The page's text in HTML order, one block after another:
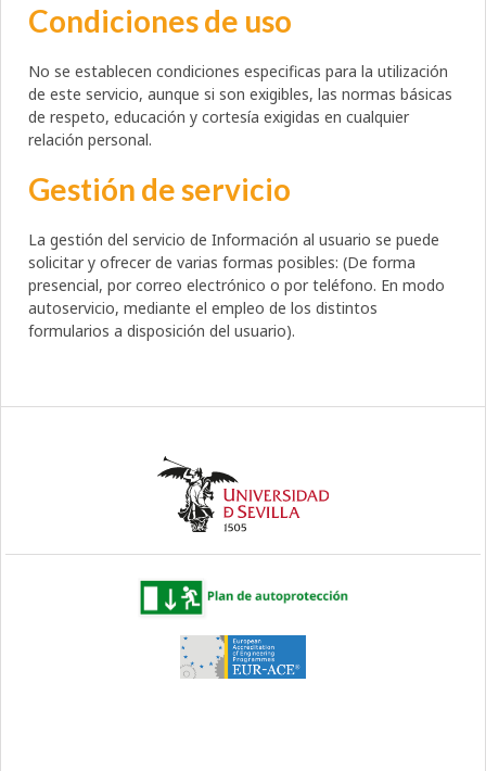
Condiciones de uso
No se establecen condiciones especificas para la utilización
de este servicio, aunque si son exigibles, las normas básicas
de respeto, educación y cortesía exigidas en cualquier
relación personal.
Gestión de servicio
La gestión del servicio de Información al usuario se puede
solicitar y ofrecer de varias formas posibles: (De forma
presencial, por correo electrónico o por teléfono. En modo
autoservicio, mediante el empleo de los distintos
formularios a disposición del usuario).